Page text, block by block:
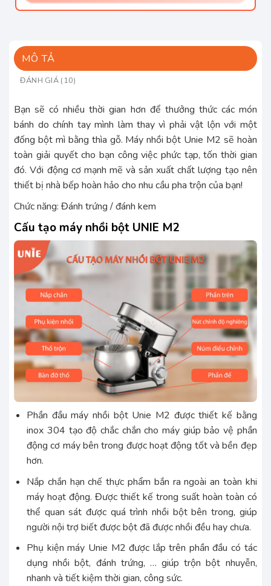
MÔ TẢ
ĐÁNH GIÁ (10)
Bạn sẽ có nhiều thời gian hơn để thưởng thức các món
bánh do chính tay mình làm thay vì phải vật lộn với một
đống bột mì bằng thìa gỗ. Máy nhồi bột Unie M2 sẽ hoàn
toàn giải quyết cho bạn công việc phức tạp, tốn thời gian
đó. Với động cơ mạnh mẽ và sản xuất chất lượng tạo nên
thiết bị nhà bếp hoàn hảo cho nhu cầu pha trộn của bạn!
Chức năng: Đánh trứng / đánh kem
Cấu tạo máy nhồi bột UNIE M2
Phần đầu máy nhồi bột Unie M2 được thiết kế bằng
inox 304 tạo độ chắc chắn cho máy giúp bảo vệ phần
động cơ máy bên trong được hoạt động tốt và bền đẹp
hơn.
Nắp chắn hạn chế thực phẩm bắn ra ngoài an toàn khi
máy hoạt động. Được thiết kế trong suất hoàn toàn có
thể quan sát được quá trình nhồi bột bên trong, giúp
người nội trợ biết được bột đã được nhồi đều hay chưa.
Phụ kiện máy Unie M2 được lắp trên phần đầu có tác
dụng nhồi bột, đánh trứng, … giúp trộn bột nhuyễn,
nhanh và tiết kiệm thời gian, công sức.